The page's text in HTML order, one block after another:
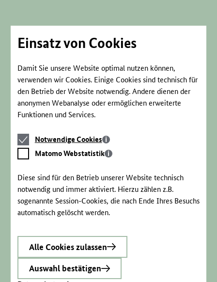
Einsatz von Cookies
Damit Sie unsere Website optimal nutzen können,
verwenden wir Cookies. Einige Cookies sind technisch für
den Betrieb der Website notwendig. Andere dienen der
anonymen Webanalyse oder ermöglichen erweiterte
Funktionen und Services.
Notwendige
Cookies
Notwendige Cookies
Matomo
Webstatistik
Matomo Webstatistik
Diese sind für den Betrieb unserer Website technisch
notwendig und immer aktiviert. Hierzu zählen z.B.
sogenannte Session-Cookies, die nach Ende Ihres Besuchs
automatisch gelöscht werden.
Alle Cookies zulassen
Auswahl bestätigen